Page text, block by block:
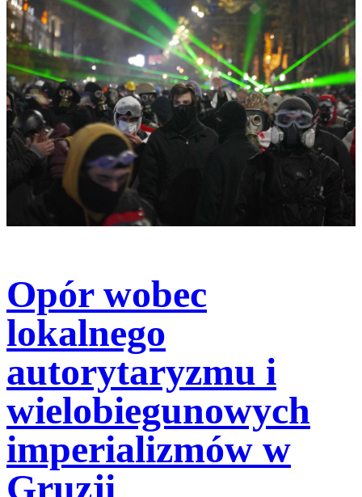
Opór wobec
lokalnego
autorytaryzmu i
wielobiegunowych
imperializmów w
Gruzji